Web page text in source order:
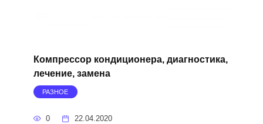
Компрессор кондиционера, диагностика,
лечение, замена
РАЗНОЕ
0 22.04.2020